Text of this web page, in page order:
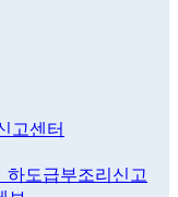
고센터
하도급부조리신고